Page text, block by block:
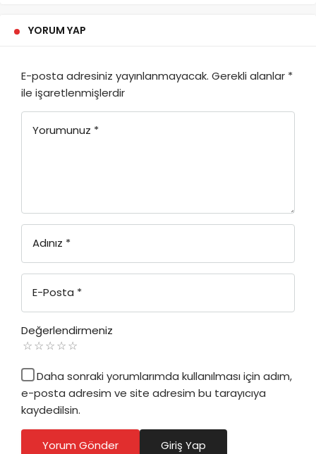
YORUM YAP
E-posta adresiniz yayınlanmayacak. Gerekli alanlar *
ile işaretlenmişlerdir
Yorumunuz *
Adınız *
E-Posta *
Değerlendirmeniz
Daha sonraki yorumlarımda kullanılması için adım,
e-posta adresim ve site adresim bu tarayıcıya
kaydedilsin.
Yorum Gönder Giriş Yap